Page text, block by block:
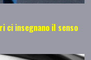
ci insegnano il senso